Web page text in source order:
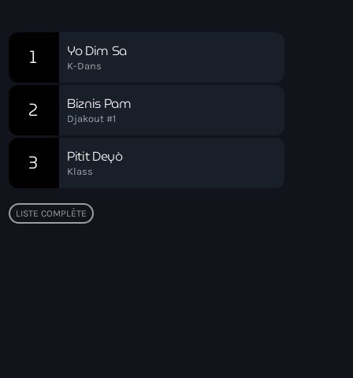
1 Yo Dim Sa
K-Dans
2 Biznis Pam
Djakout #1
3 Pitit Deyò
Klass
LISTE COMPLÈTE